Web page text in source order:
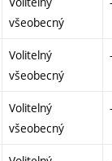
všeobecný
Volitelný
všeobecný
-
Volitelný
všeobecný
-